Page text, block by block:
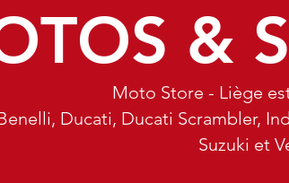
&
Moto Store - Liège
Ducati, Ducati Scrambler,
Suzuki et